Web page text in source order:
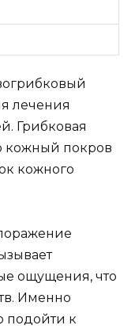
лечения
Грибковая
кожный покров
кожного
ощущения, что
Именно
подойти к